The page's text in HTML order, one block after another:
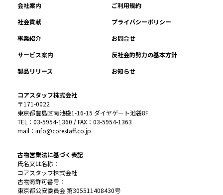
会社案内
ご利用規約
社会貢献
プライバシーポリシー
事業紹介
お問合せ
サービス案内
反社会的勢力の基本方針
製品リリース
お知らせ
コアスタッフ株式会社
〒171-0022
東京都豊島区南池袋1-16-15 ダイヤゲート池袋8F
TEL：03-5954-1360 / FAX：03-5954-1363
mail：info@corestaff.co.jp
古物営業法に基づく表記
氏名又は名称：
コアスタッフ株式会社
古物商許可番号：
東京都公安委員会 第305511408430号